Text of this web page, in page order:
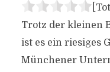
Trotz der kleinen
ist es ein riesiges
Münchener